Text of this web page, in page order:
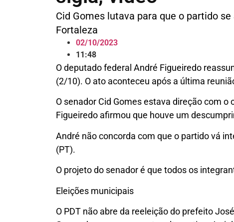
Cid Gomes lutava para que o partido
Fortaleza
02/10/2023
11:48
O deputado federal André Figueiredo
(2/10). O ato aconteceu após a última
O senador Cid Gomes estava direção com
Figueiredo afirmou que houve um
André não concorda com que o partido vá
(PT).
O projeto do senador é que todos os
Eleições municipais
O PDT não abre da reeleição do prefeito